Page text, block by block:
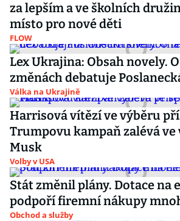
za lepším a ve školních
místo pro nové děti
FLOW
Lex Ukrajina: Obsah novely.
změnách debatuje
Válka na Ukrajině
Harrisová vítězí ve výběru
Trumpovu kampaň zalévá ve
Musk
Volby v USA
Stát změnil plány. Dotace
podpoří firemní nákupy
Obchod a služby